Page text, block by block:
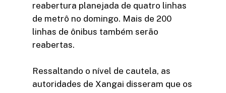
reabertura planejada de quatro linhas
de metrô no domingo. Mais de 200
linhas de ônibus também serão
reabertas.
Ressaltando o nível de cautela, as
autoridades de Xangai disseram que os